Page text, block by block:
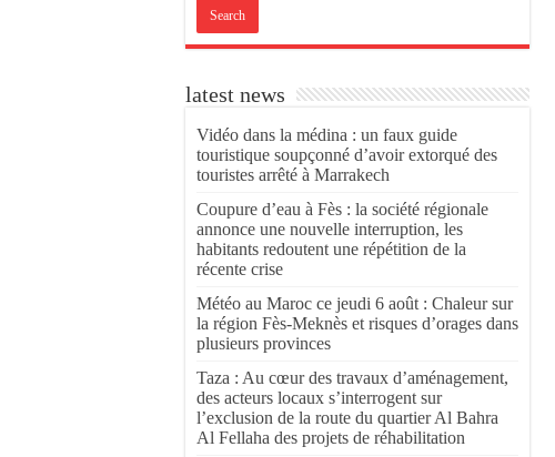
latest news
Vidéo dans la médina : un faux guide
touristique soupçonné d’avoir extorqué des
touristes arrêté à Marrakech
Coupure d’eau à Fès : la société régionale
annonce une nouvelle interruption, les
habitants redoutent une répétition de la
récente crise
Météo au Maroc ce jeudi 6 août : Chaleur sur
la région Fès-Meknès et risques d’orages dans
plusieurs provinces
Taza : Au cœur des travaux d’aménagement,
des acteurs locaux s’interrogent sur
l’exclusion de la route du quartier Al Bahra
Al Fellaha des projets de réhabilitation